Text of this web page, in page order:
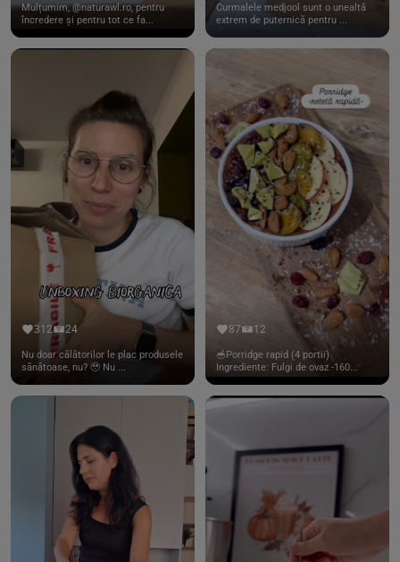
Mulțumim, @naturawl.ro, pentru
încredere și pentru tot ce fa...
Curmalele medjool sunt o unealtă
extrem de puternică pentru ...
312 24
Nu doar călătorilor le plac produsele
sănătoase, nu? 🥹 Nu ...
87 12
🥣Porridge rapid (4 portii)
Ingrediente: Fulgi de ovaz -160...